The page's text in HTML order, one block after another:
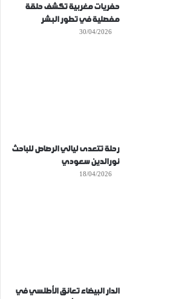
حفريات مغربية تكشف حلقة
مفصلية في تطور البشر
30/04/2026
رحلة تتعدى ليالي الرصاص للباحث
نورالدين سعودي
18/04/2026
الدار البيضاء تعانق الأطلسي في